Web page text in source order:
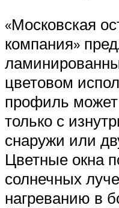
«Московская
компания»
цветовом
профиль
только с
снаружи или
Цветные окна
солнечных
нагреванию в